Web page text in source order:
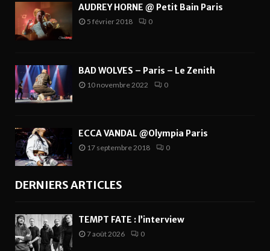
AUDREY HORNE @ Petit Bain Paris
5 février 2018 0
BAD WOLVES – Paris – Le Zenith
10 novembre 2022 0
ECCA VANDAL @Olympia Paris
17 septembre 2018 0
DERNIERS ARTICLES
TEMPT FATE : l’interview
7 août 2026 0